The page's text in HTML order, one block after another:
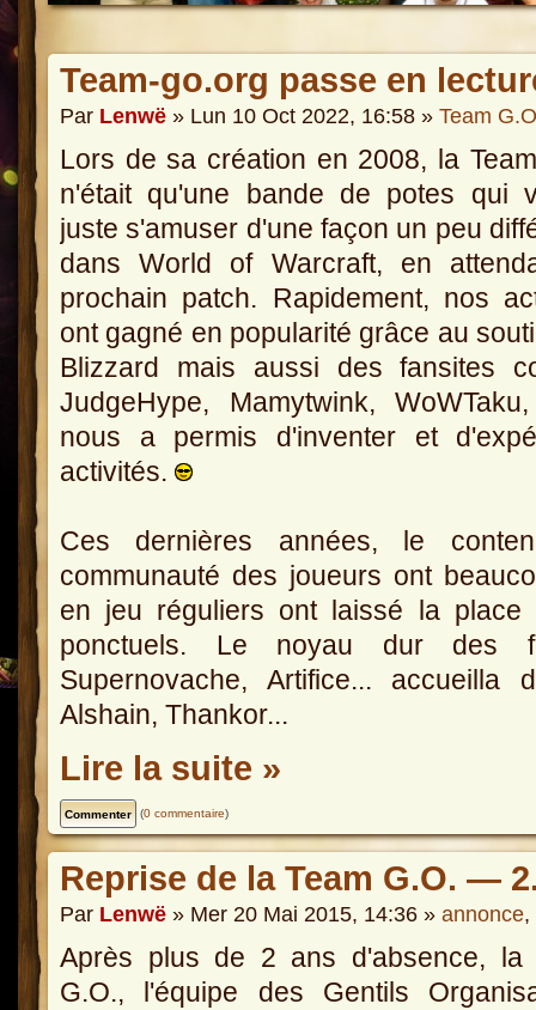
Team-go.org passe en
Par Lenwë » Lun 10 Oct 2022, 16:58 » Team
Lors de sa création en 2008, la
n'était qu'une bande de potes qui
juste s'amuser d'une façon un peu
dans World of Warcraft, en
prochain patch. Rapidement, nos
ont gagné en popularité grâce au
Blizzard mais aussi des fansites
JudgeHype, Mamytwink,
nous a permis d'inventer et
activités.
Ces dernières années, le
communauté des joueurs ont
en jeu réguliers ont laissé la place
ponctuels. Le noyau dur des
Supernovache, Artifice...
Alshain, Thankor...
Lire la suite »
(0 commentaire)
Reprise de la Team G.O. —
Par Lenwë » Mer 20 Mai 2015, 14:36 » annonce,
Après plus de 2 ans d'absence, la
G.O., l'équipe des Gentils